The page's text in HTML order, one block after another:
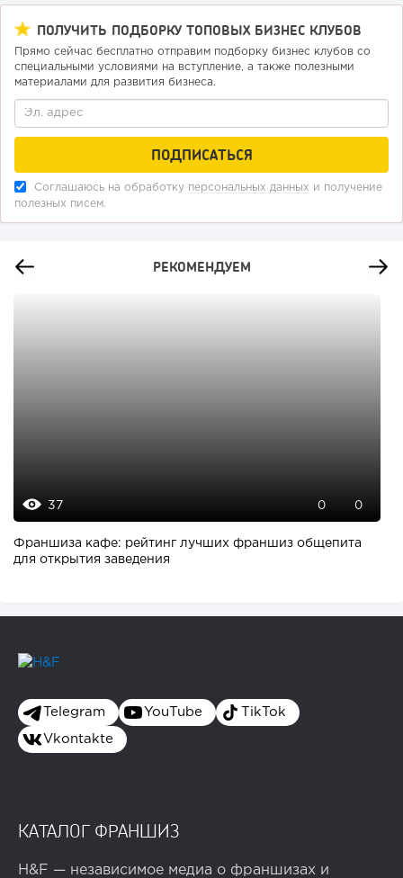
ПОЛУЧИТЬ ПОДБОРКУ ТОПОВЫХ БИЗНЕС КЛУБОВ
Прямо сейчас бесплатно отправим подборку бизнес клубов со
специальными условиями на вступление, а также полезными
материалами для развития бизнеса.
Соглашаюсь на обработку персональных данных и получение
полезных писем.
РЕКОМЕНДУЕМ
37 0 0
Франшиза кафе: рейтинг лучших франшиз общепита
для открытия заведения
Telegram YouTube TikTok
Vkontakte
КАТАЛОГ ФРАНШИЗ
H&F — независимое медиа о франшизах и